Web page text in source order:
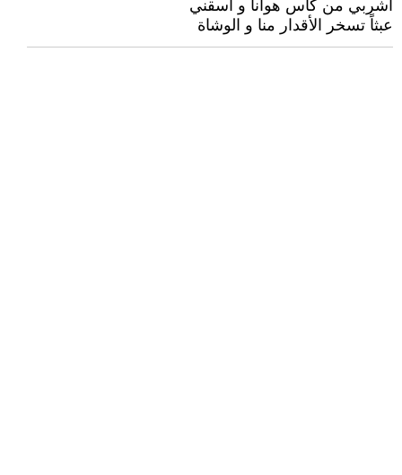
اشربي من كأس هوانا و اسقني
عبثاً تسخر الأقدار منا و الوشاة